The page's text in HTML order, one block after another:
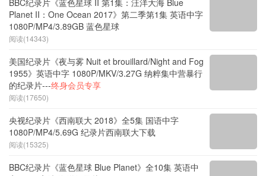
Planet II：One Ocean 2017》第二季第1集 英语中字
1080P/MP4/3.89GB 蓝色星球
阅读(14343)
美国纪录片《夜与雾 Nuit et brouillard/Night and Fog
1955》英语中字 1080P/MKV/3.27G 纳粹集中营暴行
的纪录片---终身会员专享
阅读(17650)
央视纪录片《西南联大 2018》全5集 国语中字
1080P/MP4/5.69G 纪录片西南联大下载
阅读(15325)
BBC纪录片《蓝色星球 Blue Planet》全10集 英语中